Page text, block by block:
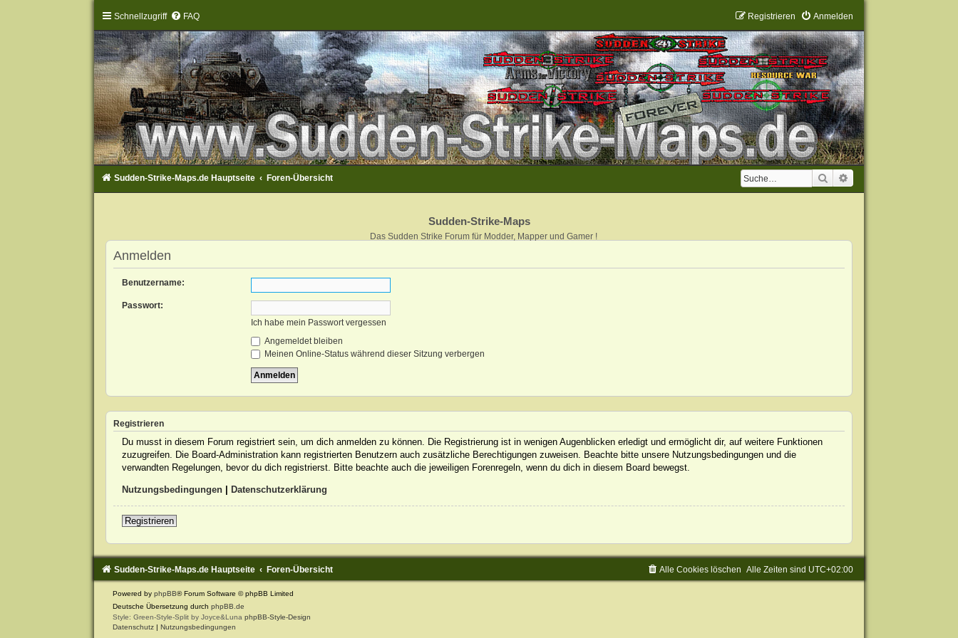
Schnellzugriff FAQ Anmelden
Registrieren
Suche
Sudden-Strike-Maps.de Hauptseite Foren-Übersicht
Sudden-Strike-Maps
Das Sudden Strike Forum für Modder, Mapper und Gamer !
Anmelden
Benutzername:
Passwort:
Ich habe mein Passwort vergessen
Angemeldet bleiben
Meinen Online-Status während dieser Sitzung verbergen
Registrieren
Du musst in diesem Forum registriert sein, um dich anmelden zu können. Die Registrierung ist in wenigen Augenblicken erledigt und ermöglicht dir, auf weitere Funktionen
zuzugreifen. Die Board-Administration kann registrierten Benutzern auch zusätzliche Berechtigungen zuweisen. Beachte bitte unsere Nutzungsbedingungen und die
verwandten Regelungen, bevor du dich registrierst. Bitte beachte auch die jeweiligen Forenregeln, wenn du dich in diesem Board bewegst.
Nutzungsbedingungen| Datenschutzerklärung
Registrieren
Sudden-Strike-Maps.de Hauptseite Foren-Übersicht Alle Zeiten sind UTC+02:00
Alle Cookies löschen
Powered by phpBB® Forum Software © phpBB Limited
Deutsche Übersetzung durch phpBB.de
Style: Green-Style-Split by Joyce&Luna phpBB-Style-Design
Datenschutz | Nutzungsbedingungen